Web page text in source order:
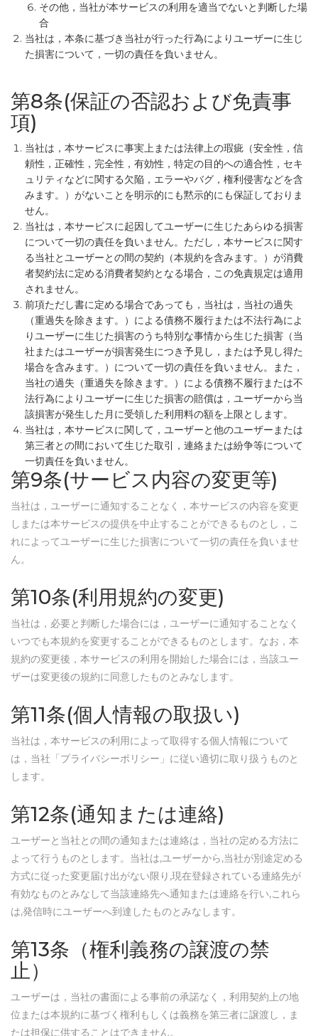
その他，当社が本サービスの利用を適当でないと判断した場
合
当社は，本条に基づき当社が行った行為によりユーザーに生じ
た損害について，一切の責任を負いません。
第8条(保証の否認および免責事
項)
当社は，本サービスに事実上または法律上の瑕疵（安全性，信
頼性，正確性，完全性，有効性，特定の目的への適合性，セキ
ュリティなどに関する欠陥，エラーやバグ，権利侵害などを含
みます。）がないことを明示的にも黙示的にも保証しておりま
せん。
当社は，本サービスに起因してユーザーに生じたあらゆる損害
について一切の責任を負いません。ただし，本サービスに関す
る当社とユーザーとの間の契約（本規約を含みます。）が消費
者契約法に定める消費者契約となる場合，この免責規定は適用
されません。
前項ただし書に定める場合であっても，当社は，当社の過失
（重過失を除きます。）による債務不履行または不法行為によ
りユーザーに生じた損害のうち特別な事情から生じた損害（当
社またはユーザーが損害発生につき予見し，または予見し得た
場合を含みます。）について一切の責任を負いません。また，
当社の過失（重過失を除きます。）による債務不履行または不
法行為によりユーザーに生じた損害の賠償は，ユーザーから当
該損害が発生した月に受領した利用料の額を上限とします。
当社は，本サービスに関して，ユーザーと他のユーザーまたは
第三者との間において生じた取引，連絡または紛争等について
一切責任を負いません。
第9条(サービス内容の変更等)
当社は，ユーザーに通知することなく，本サービスの内容を変更
しまたは本サービスの提供を中止することができるものとし，こ
れによってユーザーに生じた損害について一切の責任を負いませ
ん。
第10条(利用規約の変更)
当社は，必要と判断した場合には，ユーザーに通知することなく
いつでも本規約を変更することができるものとします。なお，本
規約の変更後，本サービスの利用を開始した場合には，当該ユー
ザーは変更後の規約に同意したものとみなします。
第11条(個人情報の取扱い)
当社は，本サービスの利用によって取得する個人情報について
は，当社「プライバシーポリシー」に従い適切に取り扱うものと
します。
第12条(通知または連絡)
ユーザーと当社との間の通知または連絡は，当社の定める方法に
よって行うものとします。当社は,ユーザーから,当社が別途定める
方式に従った変更届け出がない限り,現在登録されている連絡先が
有効なものとみなして当該連絡先へ通知または連絡を行い,これら
は,発信時にユーザーへ到達したものとみなします。
第13条（権利義務の譲渡の禁
止）
ユーザーは，当社の書面による事前の承諾なく，利用契約上の地
位または本規約に基づく権利もしくは義務を第三者に譲渡し，ま
たは担保に供することはできません。